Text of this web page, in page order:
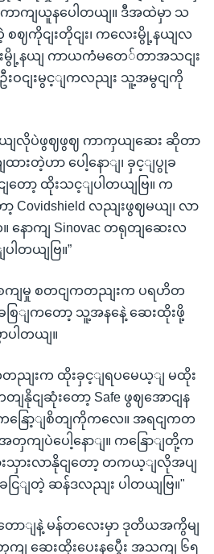
ာကျယူနပေါတယျ။ ဒီအထဲမှာ သ
စဈကိုငျးတိုငျး၊ ကလေးမွို့နယျလ
ေးမွို့နယျ ကာယကံမတေ်တာအသငျး
ဝငျးမွင့ျကလညျး သူ့အမွငျကို
ယျလိုပဲဖွဈဖွဈ ကာကှယျဆေး ဆိုတာ
ားတဲ့ဟာ ပေါ့နောျ၊ ခှင့ျပွုခ
တော့ ထိုးသင့ျပါတယျဗြ။ က
Covidshield လညျးဖွဈမယျ၊ လာ
နောကျ Sinovac တရုတျဆေးလ
တယျဗြ။”
စကျမှု စတငျကတညျးက ပရဟိတ
ခစြျကတော့ သူ့အနနေဲ့ ဆေးထိုးဖို့
ပါတယျ။
ညျးက ထိုးခှင့ျရပမေယ့ျ မထိုး
ငျဆုံးတော့ Safe ဖွဈအောငျန
နြော့ျစိတျကိုကလေ။ အရငျကတ
ကျပဲပေါ့နောျ။ ကနြောျတို့က
ားသှားလာနိုငျတော့ တကယ့ျလိုအပျ
ျတဲ့ ဆန်ဒလညျး ပါတယျဗြ။"
တောျနဲ့ မန်တလေးမှာ ဒုတိယအကွိမျ
ဆေးထိုးပေးနပွေီး အသကျ ၆၅